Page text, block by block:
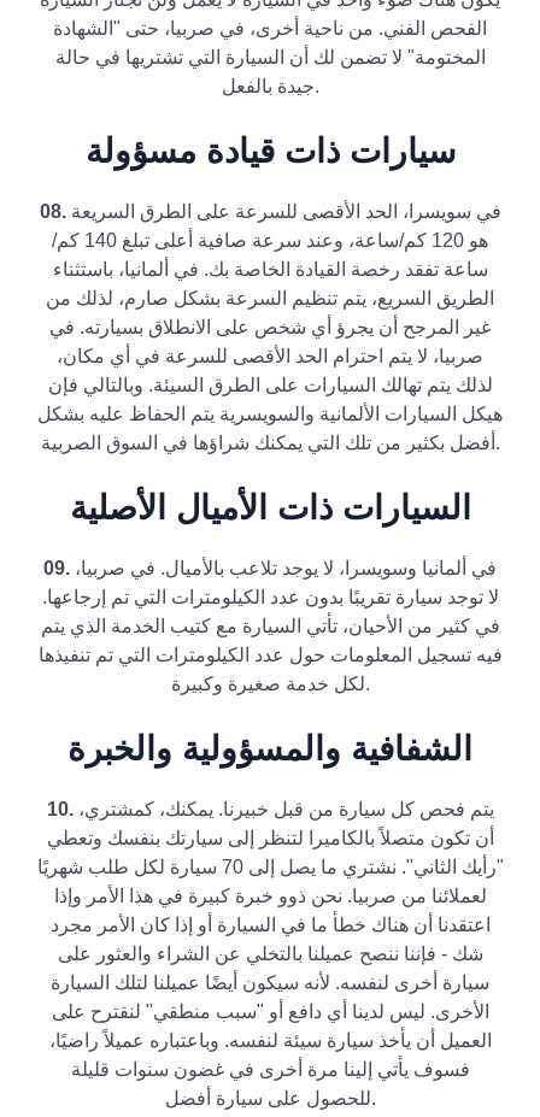
الفحص الفني. من ناحية أخرى، في صربيا، حتى "الشهادة
المختومة" لا تضمن لك أن السيارة التي تشتريها في حالة
جيدة بالفعل.
سيارات ذات قيادة مسؤولة
08.في سويسرا، الحد الأقصى للسرعة على الطرق السريعة
هو 120 كم/ساعة، وعند سرعة صافية أعلى تبلغ 140 كم/
ساعة تفقد رخصة القيادة الخاصة بك. في ألمانيا، باستثناء
الطريق السريع، يتم تنظيم السرعة بشكل صارم، لذلك من
غير المرجح أن يجرؤ أي شخص على الانطلاق بسيارته. في
صربيا، لا يتم احترام الحد الأقصى للسرعة في أي مكان،
لذلك يتم تهالك السيارات على الطرق السيئة. وبالتالي فإن
هيكل السيارات الألمانية والسويسرية يتم الحفاظ عليه بشكل
أفضل بكثير من تلك التي يمكنك شراؤها في السوق الصربية.
السيارات ذات الأميال الأصلية
09.
لا توجد سيارة تقريبًا بدون عدد الكيلومترات التي تم إرجاعها.
في كثير من الأحيان، تأتي السيارة مع كتيب الخدمة الذي يتم
فيه تسجيل المعلومات حول عدد الكيلومترات التي تم تنفيذها
لكل خدمة صغيرة وكبيرة.
الشفافية والمسؤولية والخبرة
10.يتم فحص كل سيارة من قبل خبيرنا. يمكنك، كمشتري،
أن تكون متصلاً بالكاميرا لتنظر إلى سيارتك بنفسك وتعطي
"رأيك الثاني". نشتري ما يصل إلى 70 سيارة لكل طلب شهريًا
لعملائنا من صربيا. نحن ذوو خبرة كبيرة في هذا الأمر وإذا
اعتقدنا أن هناك خطأ ما في السيارة أو إذا كان الأمر مجرد
شك - فإننا ننصح عميلنا بالتخلي عن الشراء والعثور على
سيارة أخرى لنفسه. لأنه سيكون أيضًا عميلنا لتلك السيارة
الأخرى. ليس لدينا أي دافع أو "سبب منطقي" لنقترح على
العميل أن يأخذ سيارة سيئة لنفسه. وباعتباره عميلاً راضيًا،
فسوف يأتي إلينا مرة أخرى في غضون سنوات قليلة
للحصول على سيارة أفضل.